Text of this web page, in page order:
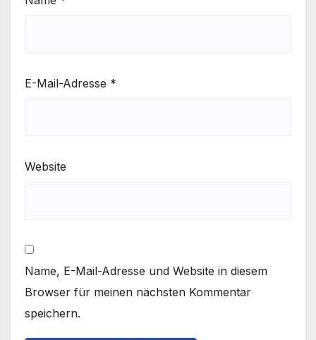
E-Mail-Adresse *
Website
Name, E-Mail-Adresse und Website in diesem
Browser für meinen nächsten Kommentar
speichern.